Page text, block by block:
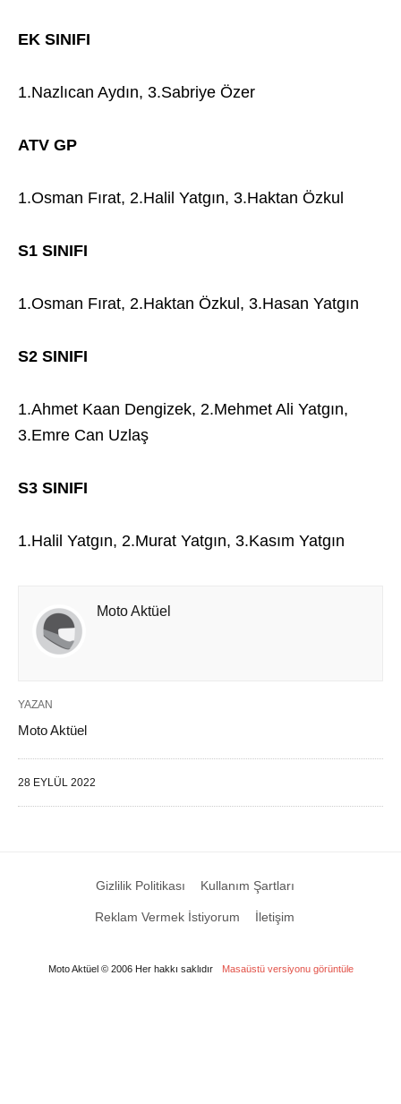
EK SINIFI
1.Nazlıcan Aydın, 3.Sabriye Özer
ATV GP
1.Osman Fırat, 2.Halil Yatgın, 3.Haktan Özkul
S1 SINIFI
1.Osman Fırat, 2.Haktan Özkul, 3.Hasan Yatgın
S2 SINIFI
1.Ahmet Kaan Dengizek, 2.Mehmet Ali Yatgın,
3.Emre Can Uzlaş
S3 SINIFI
1.Halil Yatgın, 2.Murat Yatgın, 3.Kasım Yatgın
Moto Aktüel
YAZAN
Moto Aktüel
28 EYLÜL 2022
Gizlilik Politikası Kullanım Şartları
Reklam Vermek İstiyorum İletişim
Moto Aktüel © 2006 Her hakkı saklıdır Masaüstü versiyonu görüntüle